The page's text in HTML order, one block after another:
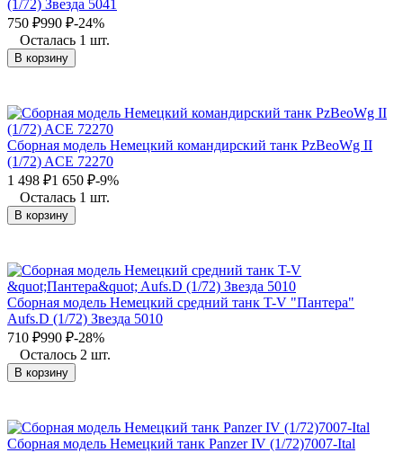
(1/72) Звезда 5041
750 ₽990 ₽-24%
Осталась 1 шт.
В корзину
Сборная модель Немецкий командирский танк PzBeoWg II
(1/72) ACE 72270
1 498 ₽1 650 ₽-9%
Осталась 1 шт.
В корзину
Сборная модель Немецкий средний танк T-V "Пантера"
Aufs.D (1/72) Звезда 5010
710 ₽990 ₽-28%
Осталось 2 шт.
В корзину
Сборная модель Немецкий танк Panzer IV (1/72)7007-Ital